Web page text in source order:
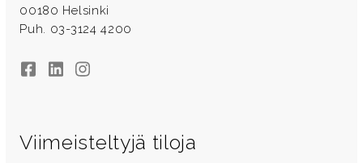
00180 Helsinki
Puh. 03-3124 4200
FacebookLinkedInInstagram
Viimeisteltyjä tiloja